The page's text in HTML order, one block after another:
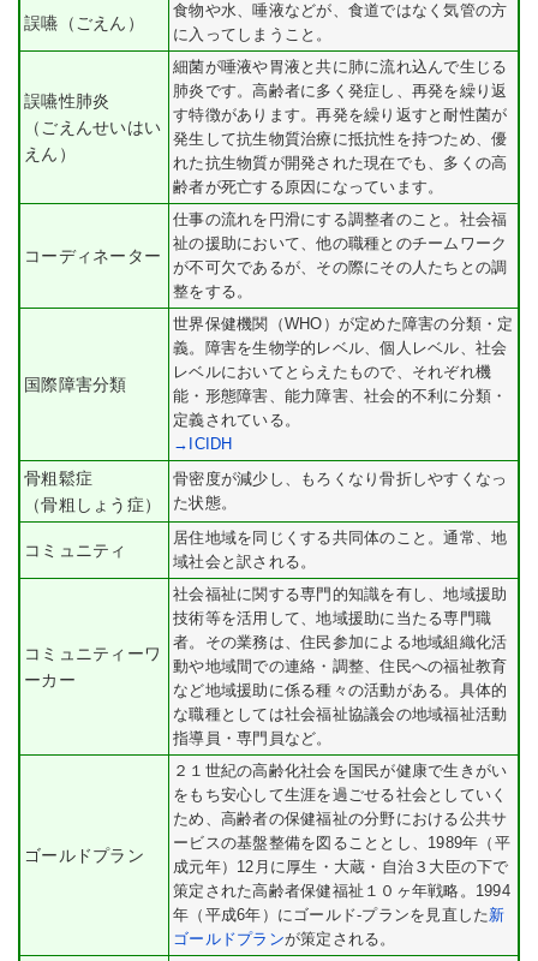
誤嚥（ごえん）
食物や水、唾液などが、食道ではなく気管の方
に入ってしまうこと。
誤嚥性肺炎
（ごえんせいはい
えん）
細菌が唾液や胃液と共に肺に流れ込んで生じる
肺炎です。高齢者に多く発症し、再発を繰り返
す特徴があります。再発を繰り返すと耐性菌が
発生して抗生物質治療に抵抗性を持つため、優
れた抗生物質が開発された現在でも、多くの高
齢者が死亡する原因になっています。
コーディネーター
仕事の流れを円滑にする調整者のこと。社会福
祉の援助において、他の職種とのチームワーク
が不可欠であるが、その際にその人たちとの調
整をする。
国際障害分類
世界保健機関（WHO）が定めた障害の分類・定
義。障害を生物学的レベル、個人レベル、社会
レベルにおいてとらえたもので、それぞれ機
能・形態障害、能力障害、社会的不利に分類・
定義されている。
→ICIDH
骨粗鬆症
（骨粗しょう症）
骨密度が減少し、もろくなり骨折しやすくなっ
た状態。
コミュニティ
居住地域を同じくする共同体のこと。通常、地
域社会と訳される。
コミュニティーワ
ーカー
社会福祉に関する専門的知識を有し、地域援助
技術等を活用して、地域援助に当たる専門職
者。その業務は、住民参加による地域組織化活
動や地域間での連絡・調整、住民への福祉教育
など地域援助に係る種々の活動がある。具体的
な職種としては社会福祉協議会の地域福祉活動
指導員・専門員など。
ゴールドプラン
２１世紀の高齢化社会を国民が健康で生きがい
をもち安心して生涯を過ごせる社会としていく
ため、高齢者の保健福祉の分野における公共サ
ービスの基盤整備を図ることとし、1989年（平
成元年）12月に厚生・大蔵・自治３大臣の下で
策定された高齢者保健福祉１０ヶ年戦略。1994
年（平成6年）にゴールド-プランを見直した新
ゴールドプランが策定される。